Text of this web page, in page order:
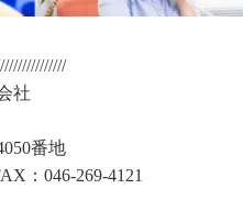
社
番地
：046-269-4121